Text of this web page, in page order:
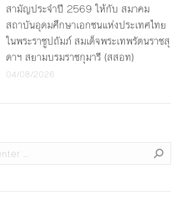
สามัญประจำปี 2569 ให้กับ สมาคม
สถาบันอุดมศึกษาเอกชนแห่งประเทศไทย
ในพระราชูปถัมภ์ สมเด็จพระเทพรัตนราชสุ
ดาฯ สยามบรมราชกุมารี (สสอท)
04/08/2026